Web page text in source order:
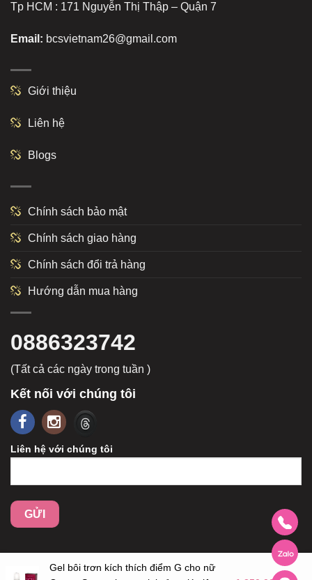
Tp HCM : 171 Nguyễn Thị Thập – Quận 7
Email: bcsvietnam26@gmail.com
Giới thiệu
Liên hệ
Blogs
Chính sách bảo mật
Chính sách giao hàng
Chính sách đổi trả hàng
Hướng dẫn mua hàng
0886323742
(Tất cả các ngày trong tuần )
Kết nối với chúng tôi
Liên hệ với chúng tôi
Gel bôi trơn kích thích điểm G cho nữ